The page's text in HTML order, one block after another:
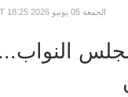
GMT الجمعة 05 يونيو 2026 18:25
مجلس